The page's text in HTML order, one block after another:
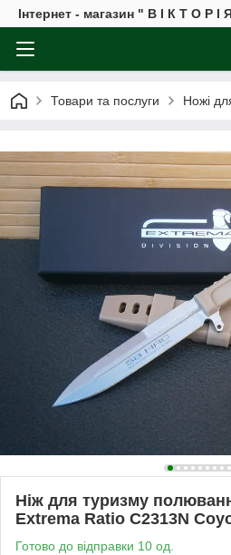
Інтернет - магазин " В І К Т О Р І
Товари та послуги Ножі
Ніж для туризму
Extrema Ratio C2313N
Готово до відправки 10 од.